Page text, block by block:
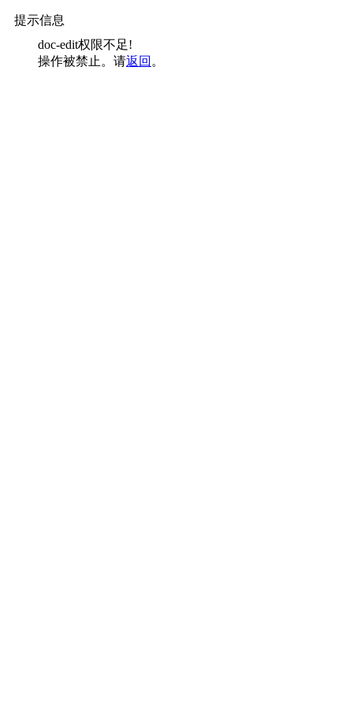
提示信息
doc-edit权限不足!
操作被禁止。请返回 。